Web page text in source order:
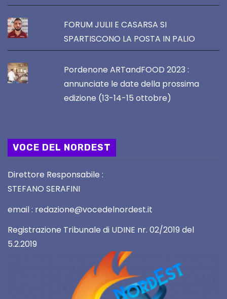
FORUM JULII E CASARSA SI
SPARTISCONO LA POSTA IN PALIO
Pordenone ARTandFOOD 2023 :
annunciate le date della prossima
edizione (13-14-15 ottobre)
VOCE DEL NORDEST
Direttore Responsabile :
STEFANO SERAFINI
email : redazione@vocedelnordest.it
Registrazione Tribunale di UDINE nr. 02/2019 del
5.2.2019